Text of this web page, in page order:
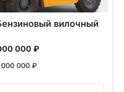
вилочный
000 ₽
000 ₽